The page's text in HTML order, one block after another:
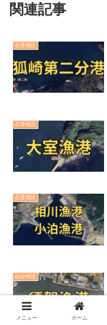
関連記事
石巻地区
石巻地区
石巻地区
仙台地区
メニュー ホーム